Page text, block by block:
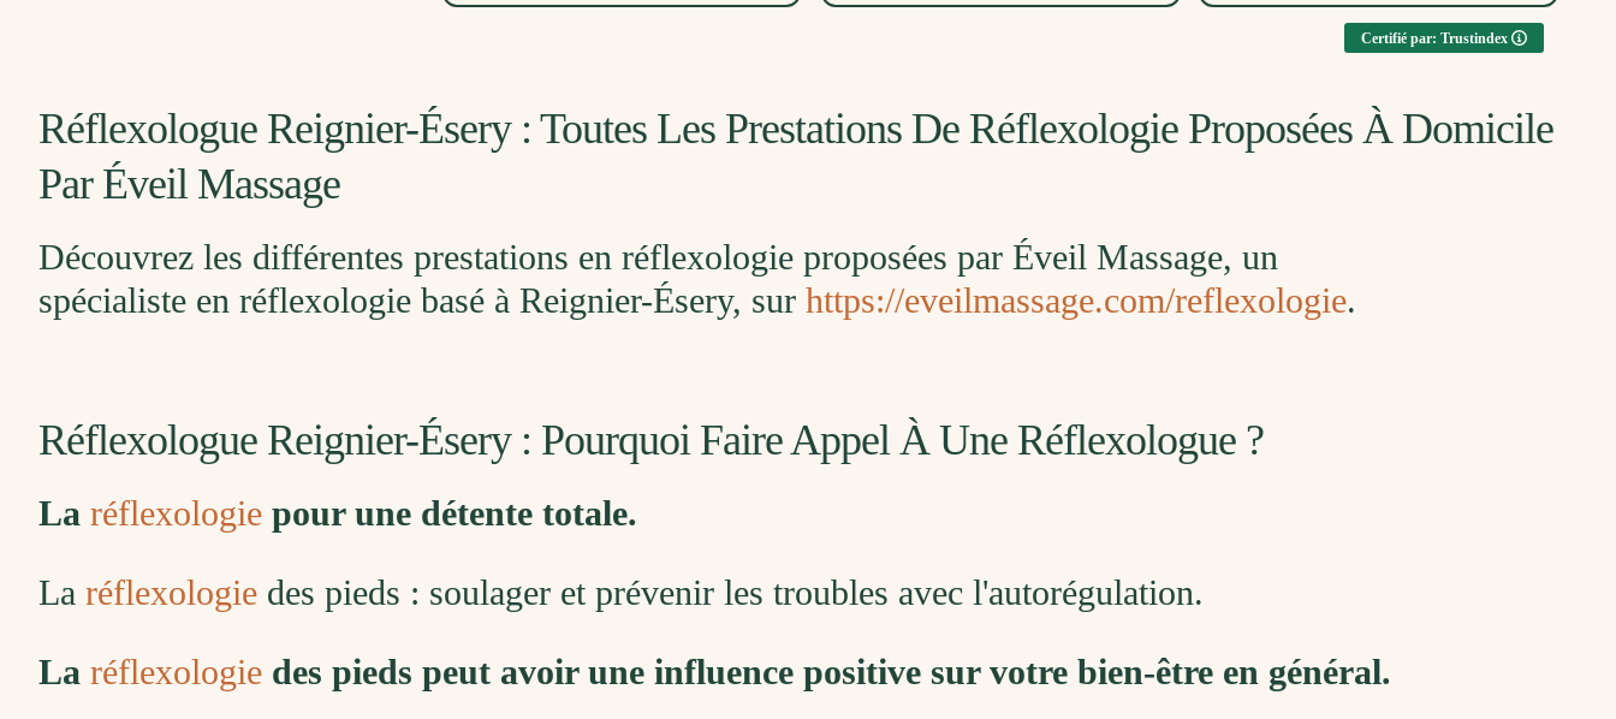
les trois étaient un très beau cadeau, merci
Certifié par: Trustindex
Réflexologue Reignier-Ésery : Toutes Les Prestations De Réflexologie Proposées À Domicile
Par Éveil Massage
Découvrez les différentes prestations en réflexologie proposées par Éveil Massage, un
spécialiste en réflexologie basé à Reignier-Ésery, sur https://eveilmassage.com/reflexologie.
Réflexologue Reignier-Ésery : Pourquoi Faire Appel À Une Réflexologue ?
La réflexologie pour une détente totale.
La réflexologie des pieds : soulager et prévenir les troubles avec l'autorégulation.
La réflexologie des pieds peut avoir une influence positive sur votre bien-être en général.